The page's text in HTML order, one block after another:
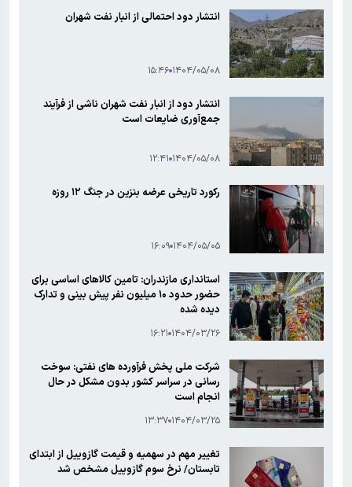
انتشار دود احتمالی از انبار نفت شهران
۱۴۰۴/۰۵/۰۸ ۱۵:۴۶
انتشار دود از انبار نفت شهران ناشی از فرآیند
جمع‌آوری ضایعات است
۱۴۰۴/۰۵/۰۸ ۱۲:۴۱
رکورد تاریخی عرضه بنزین در جنگ ۱۲ روزه
۱۴۰۴/۰۵/۰۵ ۱۶:۰۹
استانداری مازندران: تامین کالاهای اساسی برای
حضور حدود ۱۰ میلیون نفر پیش بینی و تدارک
دیده شده
۱۴۰۴/۰۳/۲۶ ۱۶:۲۱
شرکت ملی پخش فرآورده های نفتی: سوخت
رسانی در سراسر کشور بدون مشکل در حال
انجام است
۱۴۰۴/۰۳/۲۵ ۱۳:۳۷
تغییر مهم در سهمیه و قیمت گازوییل از ابتدای
تابستان/ نرخ سوم گازوییل مشخص شد